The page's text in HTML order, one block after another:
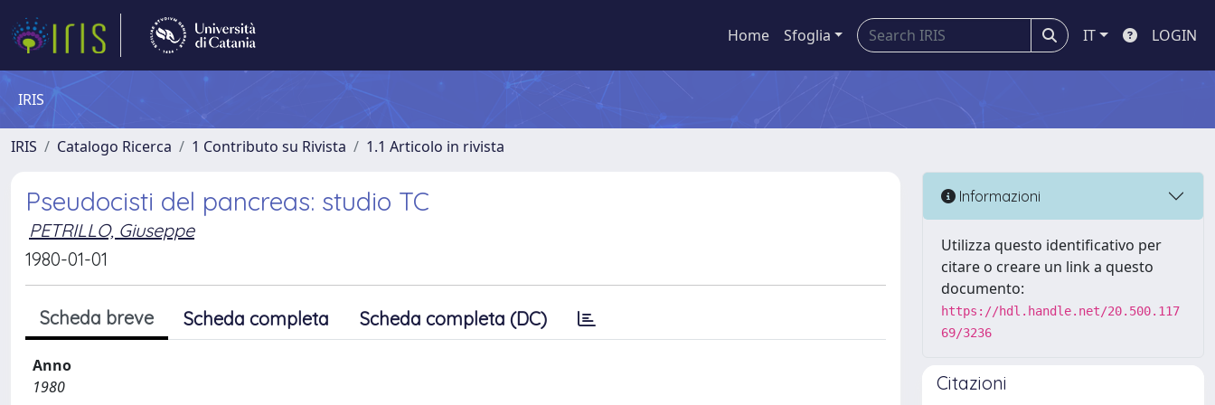
Home Sfoglia IT LOGIN
IRIS
IRIS Catalogo Ricerca 1 Contributo su Rivista 1.1 Articolo in rivista
Pseudocisti del pancreas: studio TC
PETRILLO, Giuseppe
1980-01-01
Scheda breve Scheda completa Scheda completa (DC)
Anno
1980
Informazioni
Utilizza questo identificativo per
citare o creare un link a questo
documento:
https://hdl.handle.net/20.500.117
69/3236
Citazioni